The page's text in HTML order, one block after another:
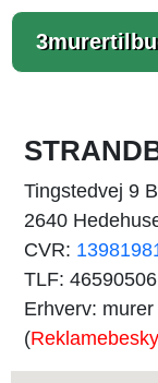
Tingstedvej 9 B
2640
CVR:
TLF: 46590506
Erhverv: murer
(